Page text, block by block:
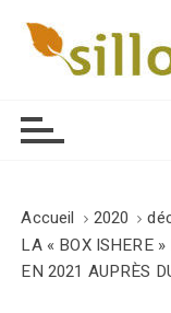
Accueil 2020
LA « BOX ISHERE
EN 2021 AUPRÈS